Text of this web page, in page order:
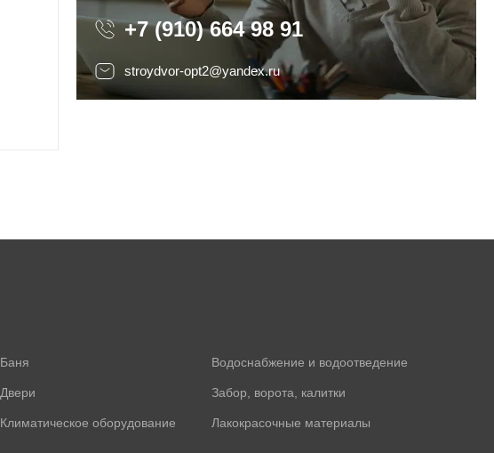
+7 (910) 664 98 91
stroydvor-opt2@yandex.ru
Баня Водоснабжение и водоотведение
Двери Забор, ворота, калитки
Климатическое оборудование Лакокрасочные материалы